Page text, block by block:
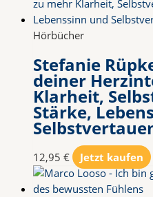
Hörbücher
Stefanie
deiner
Klarheit,
Stärke,
12,95 € Jetzt kaufen